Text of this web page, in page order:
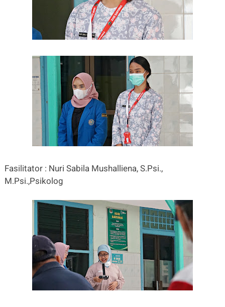
Fasilitator : Nuri Sabila Mushalliena, S.Psi.,
M.Psi.,Psikolog